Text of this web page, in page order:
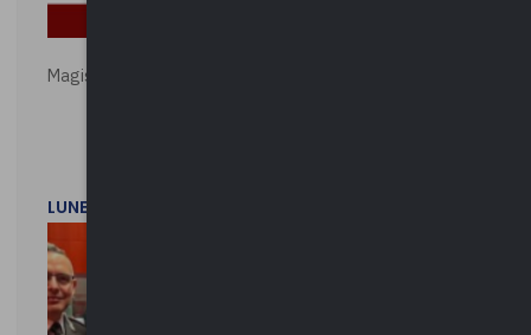
Magistratura e Costituzione. Le ragioni del SÌ e del NO
LUNEDì 1 DICEMBRE 2025